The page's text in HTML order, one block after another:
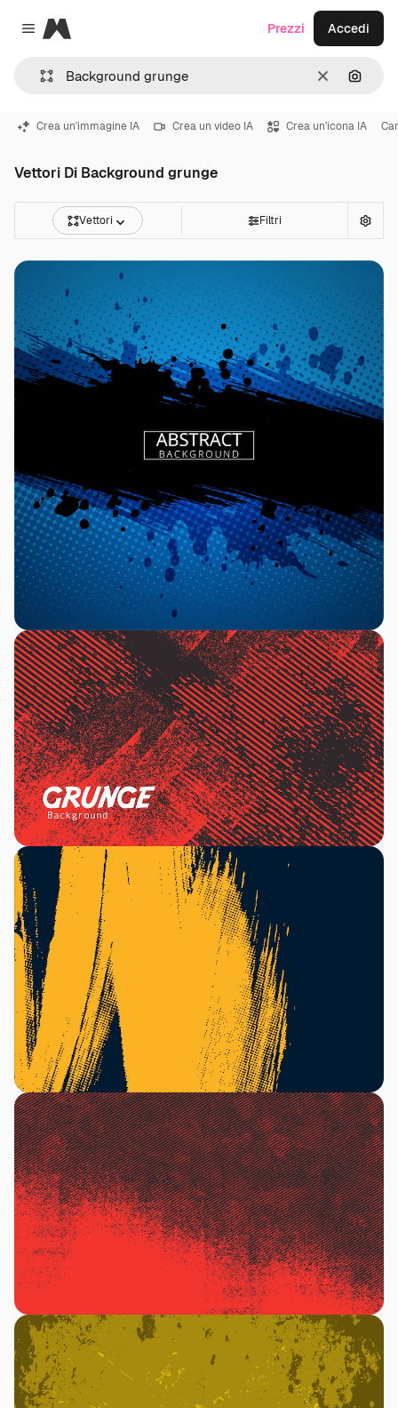
Close menu
Magnific
CancellaCerca
Prezzi Accedi
Crea un'immagine IA Crea un video IA Crea un'icona IA
Vettori Di Background grunge
Vettori Filtri